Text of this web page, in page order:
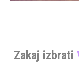
Zakaj izbrati